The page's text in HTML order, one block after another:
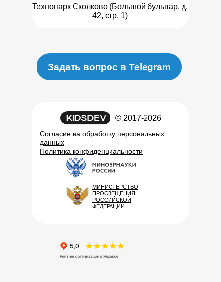
Технопарк Сколково (Большой бульвар, д.
42, стр. 1)
© 2017-2026
МИНИСТЕРСТВО
ПРОСВЕЩЕНИЯ
РОССИЙСКОЙ
ФЕДЕРАЦИИ
Задать вопрос в Telegram
Согласие на обработку персональных
данных
Политика конфиденциальности